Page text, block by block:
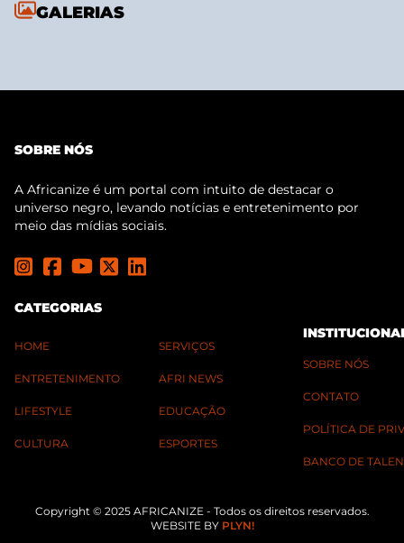
GALERIAS
SOBRE NÓS
A Africanize é um portal com intuito de destacar o
universo negro, levando notícias e entretenimento por
meio das mídias sociais.
CATEGORIAS
HOME
ENTRETENIMENTO
LIFESTYLE
CULTURA
SERVIÇOS
AFRI NEWS
EDUCAÇÃO
ESPORTES
SOBRE NÓS
CONTATO
POLÍTICA DE
BANCO DE
Copyright © 2025 AFRICANIZE - Todos os direitos reservados.
WEBSITE BY PLYN!